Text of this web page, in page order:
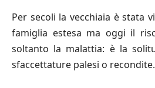
Per secoli la vecchiaia è stata
famiglia estesa ma oggi il
soltanto la malattia: è la
sfaccettature palesi o recondite.